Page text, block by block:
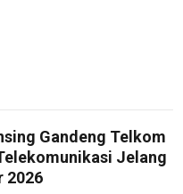
Gandeng Telkom
Jelang
2026